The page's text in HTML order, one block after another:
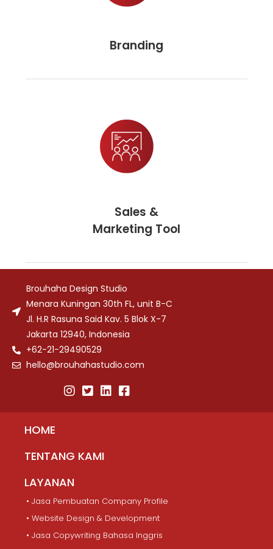
Branding
Sales &
Marketing Tool
Brouhaha Design Studio
Menara Kuningan 30th FL, unit B-C
Jl. H.R Rasuna Said Kav. 5 Blok X-7
Jakarta 12940, Indonesia
+62-21-29490529
hello@brouhahastudio.com
HOME
TENTANG KAMI
LAYANAN
• Jasa Pembuatan Company Profile
• Website Design & Development
• Jasa Copywriting Bahasa Inggris